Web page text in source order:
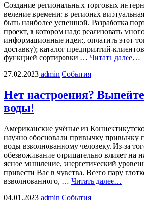
Создание региональных торговых
веление времени: в регионах
быть наиболее успешной. Разработка
проект, в котором надо реализовать
информационные идеи:, оплатить этот
доставку); каталог предприятий-
функцией сортировки … Читать далее…
27.02.2023 admin События
Нет настроения?
воды!
Американские учёные из
научно обосновали привычку привычку
воды взволнованному человеку. Из-за
обезвоживание отрицательно влияет на
ясное мышление, энергетический
привести Вас в чувства. Всего пару
взволнованного, … Читать далее…
04.01.2023 admin События